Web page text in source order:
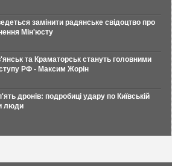
замінити радянське свідоцтво про
Мін'юсту
та Краматорськ стануть головними
РФ - Максим Жорін
дронів: подробиці удару по Київській
люди